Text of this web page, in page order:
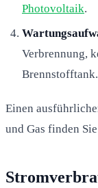
Photovoltaik.
Verbrennung,
Einen
und Gas finden